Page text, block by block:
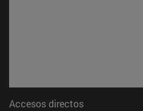
Accesos directos